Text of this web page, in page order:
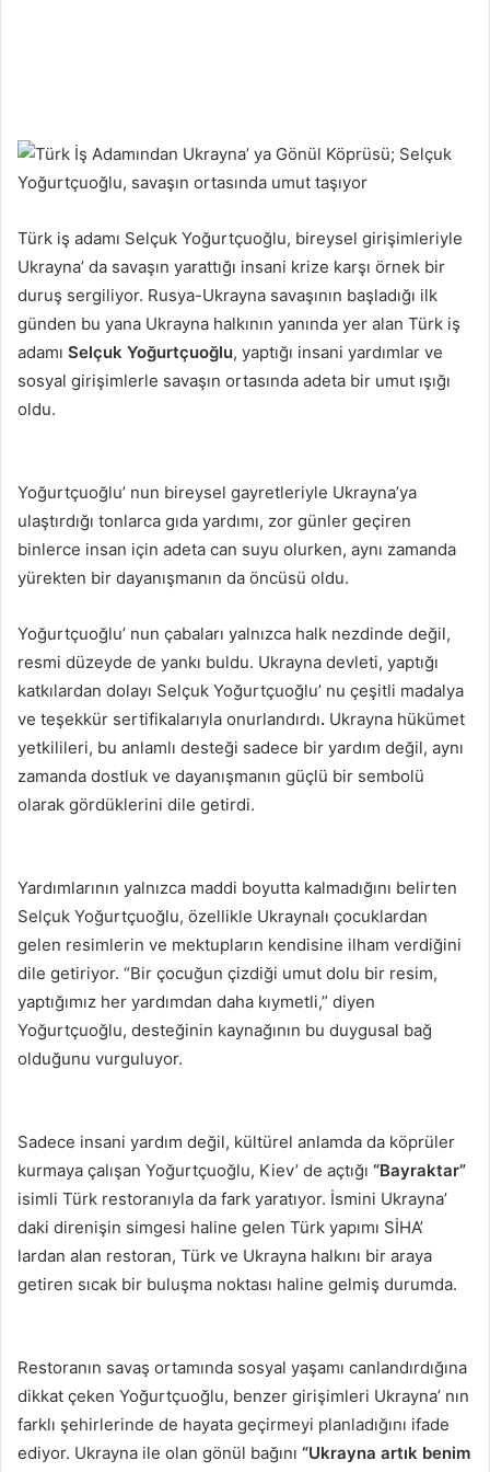
Türk iş adamı Selçuk Yoğurtçuoğlu, bireysel girişimleriyle
Ukrayna’ da savaşın yarattığı insani krize karşı örnek bir
duruş sergiliyor. Rusya-Ukrayna savaşının başladığı ilk
günden bu yana Ukrayna halkının yanında yer alan Türk iş
adamı Selçuk Yoğurtçuoğlu, yaptığı insani yardımlar ve
sosyal girişimlerle savaşın ortasında adeta bir umut ışığı
oldu.
Yoğurtçuoğlu’ nun bireysel gayretleriyle Ukrayna’ya
ulaştırdığı tonlarca gıda yardımı, zor günler geçiren
binlerce insan için adeta can suyu olurken, aynı zamanda
yürekten bir dayanışmanın da öncüsü oldu.
Yoğurtçuoğlu’ nun çabaları yalnızca halk nezdinde değil,
resmi düzeyde de yankı buldu. Ukrayna devleti, yaptığı
katkılardan dolayı Selçuk Yoğurtçuoğlu’ nu çeşitli madalya
ve teşekkür sertifikalarıyla onurlandırdı. Ukrayna hükümet
yetkilileri, bu anlamlı desteği sadece bir yardım değil, aynı
zamanda dostluk ve dayanışmanın güçlü bir sembolü
olarak gördüklerini dile getirdi.
Yardımlarının yalnızca maddi boyutta kalmadığını belirten
Selçuk Yoğurtçuoğlu, özellikle Ukraynalı çocuklardan
gelen resimlerin ve mektupların kendisine ilham verdiğini
dile getiriyor. “Bir çocuğun çizdiği umut dolu bir resim,
yaptığımız her yardımdan daha kıymetli,” diyen
Yoğurtçuoğlu, desteğinin kaynağının bu duygusal bağ
olduğunu vurguluyor.
Sadece insani yardım değil, kültürel anlamda da köprüler
kurmaya çalışan Yoğurtçuoğlu, Kiev’ de açtığı “Bayraktar”
isimli Türk restoranıyla da fark yaratıyor. İsmini Ukrayna’
daki direnişin simgesi haline gelen Türk yapımı SİHA’
lardan alan restoran, Türk ve Ukrayna halkını bir araya
getiren sıcak bir buluşma noktası haline gelmiş durumda.
Restoranın savaş ortamında sosyal yaşamı canlandırdığına
dikkat çeken Yoğurtçuoğlu, benzer girişimleri Ukrayna’ nın
farklı şehirlerinde de hayata geçirmeyi planladığını ifade
ediyor. Ukrayna ile olan gönül bağını “Ukrayna artık benim